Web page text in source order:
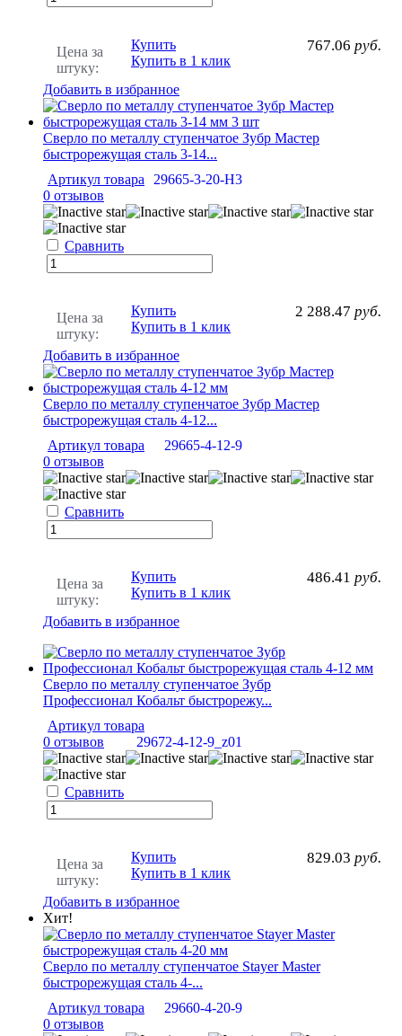
Цена за
штуку:
767.06 руб.
Купить
Купить в 1 клик
Добавить в избранное
Сверло по металлу ступенчатое Зубр Мастер
быстрорежущая сталь 3-14...
Артикул товара
29665-3-20-H3
0 отзывов
Сравнить
Цена за
штуку:
2 288.47 руб.
Купить
Купить в 1 клик
Добавить в избранное
Сверло по металлу ступенчатое Зубр Мастер
быстрорежущая сталь 4-12...
Артикул товара
29665-4-12-9
0 отзывов
Сравнить
Цена за
штуку:
486.41 руб.
Купить
Купить в 1 клик
Добавить в избранное
Сверло по металлу ступенчатое Зубр
Профессионал Кобальт быстрорежу...
Артикул товара
29672-4-12-9_z01
0 отзывов
Сравнить
Цена за
штуку:
829.03 руб.
Купить
Купить в 1 клик
Добавить в избранное
Хит!
Сверло по металлу ступенчатое Stayer Master
быстрорежущая сталь 4-...
Артикул товара
29660-4-20-9
0 отзывов